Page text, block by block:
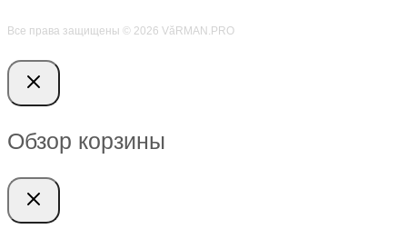
Все права защищены © 2026 VӑRMAN.PRO
Обзор корзины